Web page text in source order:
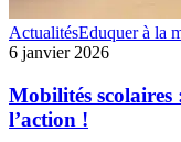
Mobilités
scolaires
après
le
diagnostic,
ActualitésEduquer à la
6 janvier 2026
Mobilités scolaires
l’action !